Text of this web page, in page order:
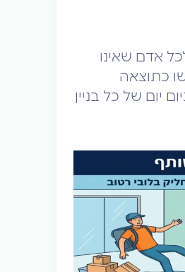
אדם שאינו
כתוצאה
יום של כל בניין